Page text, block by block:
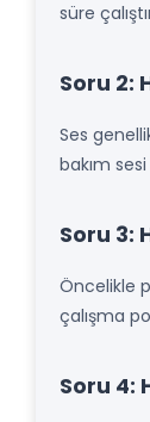
süre
Soru 2:
Ses
bakım sesi
Soru 3:
Öncelikle
çalışma
Soru 4: